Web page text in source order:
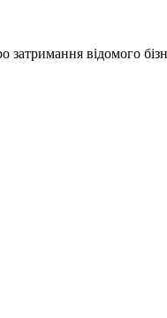
відомого